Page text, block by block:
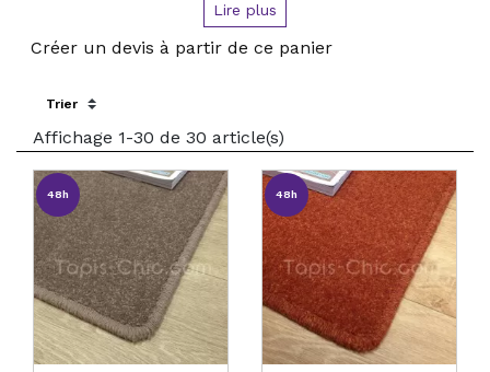
tapis dans une chambrec'estle plaisir de se lever et de
poser les pieds sur un nuage de douceur
Untapis carrése glissera parfaitement sous votre lit et le mettra
Lire plus
Créer un devis à partir de ce panier
Sort by:
Affichage 1-30 de 30 article(s)
48h 48h